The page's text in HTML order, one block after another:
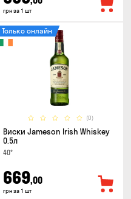
грн за 1 шт
(0)
Только онлайн
Виски Jameson Irish Whiskey
0.5л
40°
669,00
грн за 1 шт